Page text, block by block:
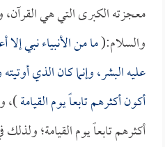
معجزته الكبرى التي هي القرآن،
والسلام:(ما من الأنبياء نبي
عليه البشر، وإنما كان الذي
أكون أكثرهم تابعاً يوم القيامة)،
أكثرهم تابعاً يوم القيامة؛ ولذلك